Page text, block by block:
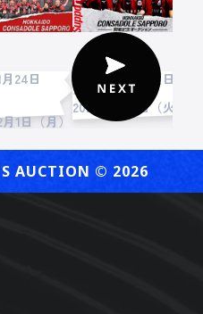
24日
1日（月）
2025年9月7日（日）
〜
2025年9月9日（火）
AUCTION ©︎ 2026